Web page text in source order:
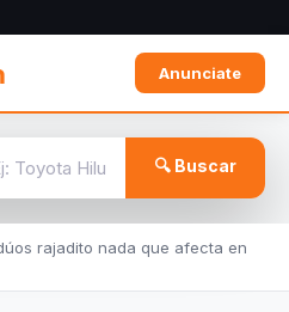
Anunciate
🔍 Buscar
rajadito nada que afecta en